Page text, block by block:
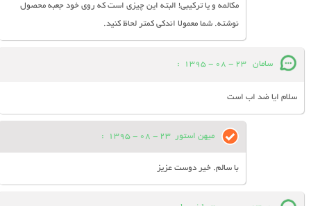
مکالمه و یا ترکیبی! البته این چیزی است که روی خود جعبه محصول
نوشته. شما معمولا اندکی کمتر لحاظ کنید.
سامان 23 - 08 - 1395
:
سلام ایا ضد اب است
میهن استور 23 - 08 - 1395
:
با سالم. خیر دوست عزیز